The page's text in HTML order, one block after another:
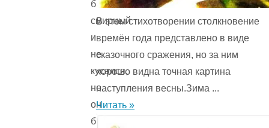
был
смирный
и
не
кусался,
но
он
был
В этом стихотворении столкновение
времён года представ­лено в виде
сказочного сражения, но за ним
хорошо видна точная картина
наступления весны.Зима ...
Читать »